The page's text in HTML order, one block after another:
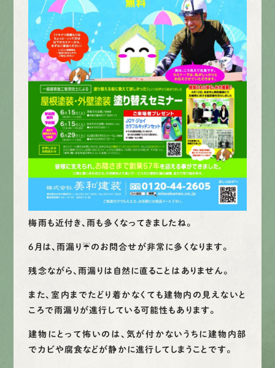
エントリー
有資格者が、無料建物診断いたします!!
0120-44-2605
営業時間 8:00−18:00 ｜
定休日 日曜・祝日
Web お問い合わせ
梅雨も近付き、雨も多くなってきましたね。
6月は、雨漏り☔のお問合せが非常に多くなります。
残念ながら、雨漏りは自然に直ることはありません。
また、室内までたどり着かなくても建物内の見えないと
ころで雨漏りが進行している可能性もあります。
建物にとって怖いのは、気が付かないうちに建物内部
でカビや腐食などが静かに進行してしまうことです。